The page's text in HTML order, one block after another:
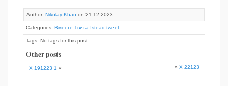
Author: Nikolay Khan on 21.12.2023
Categories: Вместе Твита Istead tweet.
Tags: No tags for this post
Other posts
X 191223 1 « » X 22123